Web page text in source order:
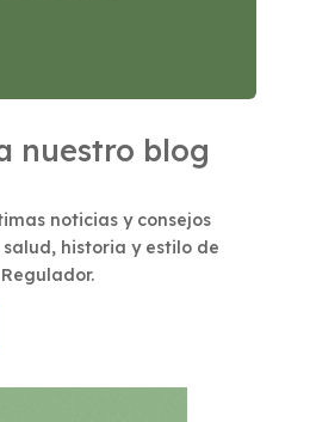
nuestro blog
noticias y consejos
historia y estilo de